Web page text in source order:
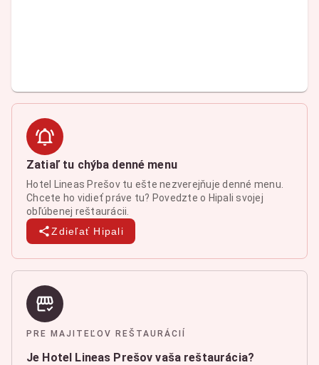
Zatiaľ tu chýba denné menu
Hotel Lineas Prešov tu ešte nezverejňuje denné menu.
Chcete ho vidieť práve tu? Povedzte o Hipali svojej
obľúbenej reštaurácii.
Zdieľať Hipali
PRE MAJITEĽOV REŠTAURÁCIÍ
Je Hotel Lineas Prešov vaša reštaurácia?